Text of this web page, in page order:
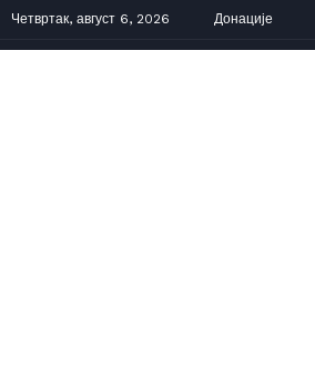
Четвртак, август 6, 2026 Донације